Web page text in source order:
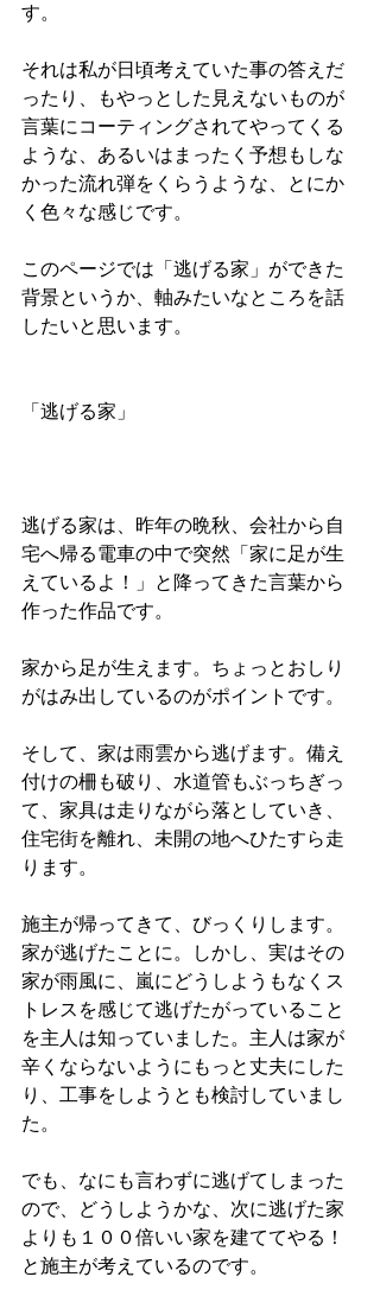
す。
それは私が日頃考えていた事の答えだ
ったり、もやっとした見えないものが
言葉にコーティングされてやってくる
ような、あるいはまったく予想もしな
かった流れ弾をくらうような、とにか
く色々な感じです。
このページでは「逃げる家」ができた
背景というか、軸みたいなところを話
したいと思います。
「逃げる家」
逃げる家は、昨年の晩秋、会社から自
宅へ帰る電車の中で突然「家に足が生
えているよ！」と降ってきた言葉から
作った作品です。
家から足が生えます。ちょっとおしり
がはみ出しているのがポイントです。
そして、家は雨雲から逃げます。備え
付けの柵も破り、水道管もぶっちぎっ
て、家具は走りながら落としていき、
住宅街を離れ、未開の地へひたすら走
ります。
施主が帰ってきて、びっくりします。
家が逃げたことに。しかし、実はその
家が雨風に、嵐にどうしようもなくス
トレスを感じて逃げたがっていること
を主人は知っていました。主人は家が
辛くならないようにもっと丈夫にした
り、工事をしようとも検討していまし
た。
でも、なにも言わずに逃げてしまった
ので、どうしようかな、次に逃げた家
よりも１００倍いい家を建ててやる！
と施主が考えているのです。